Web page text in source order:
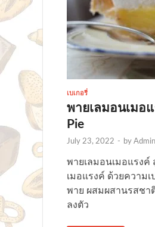
เบเกอรี่
พายเลมอนเมอ
Pie
July 23, 2022 - by Admin
พายเลมอนเมอแรงค์
เมอแรงค์ ด้วยความ
พาย ผสมผสานรสชา
ลงตัว